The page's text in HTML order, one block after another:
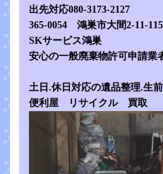
出先対応080-3173-2127
365-0054 鴻巣市大間2-11-115
SKサービス鴻巣
安心の一般廃棄物許可申請業
土日.休日対応の遺品整理.生
便利屋 リサイクル 買取